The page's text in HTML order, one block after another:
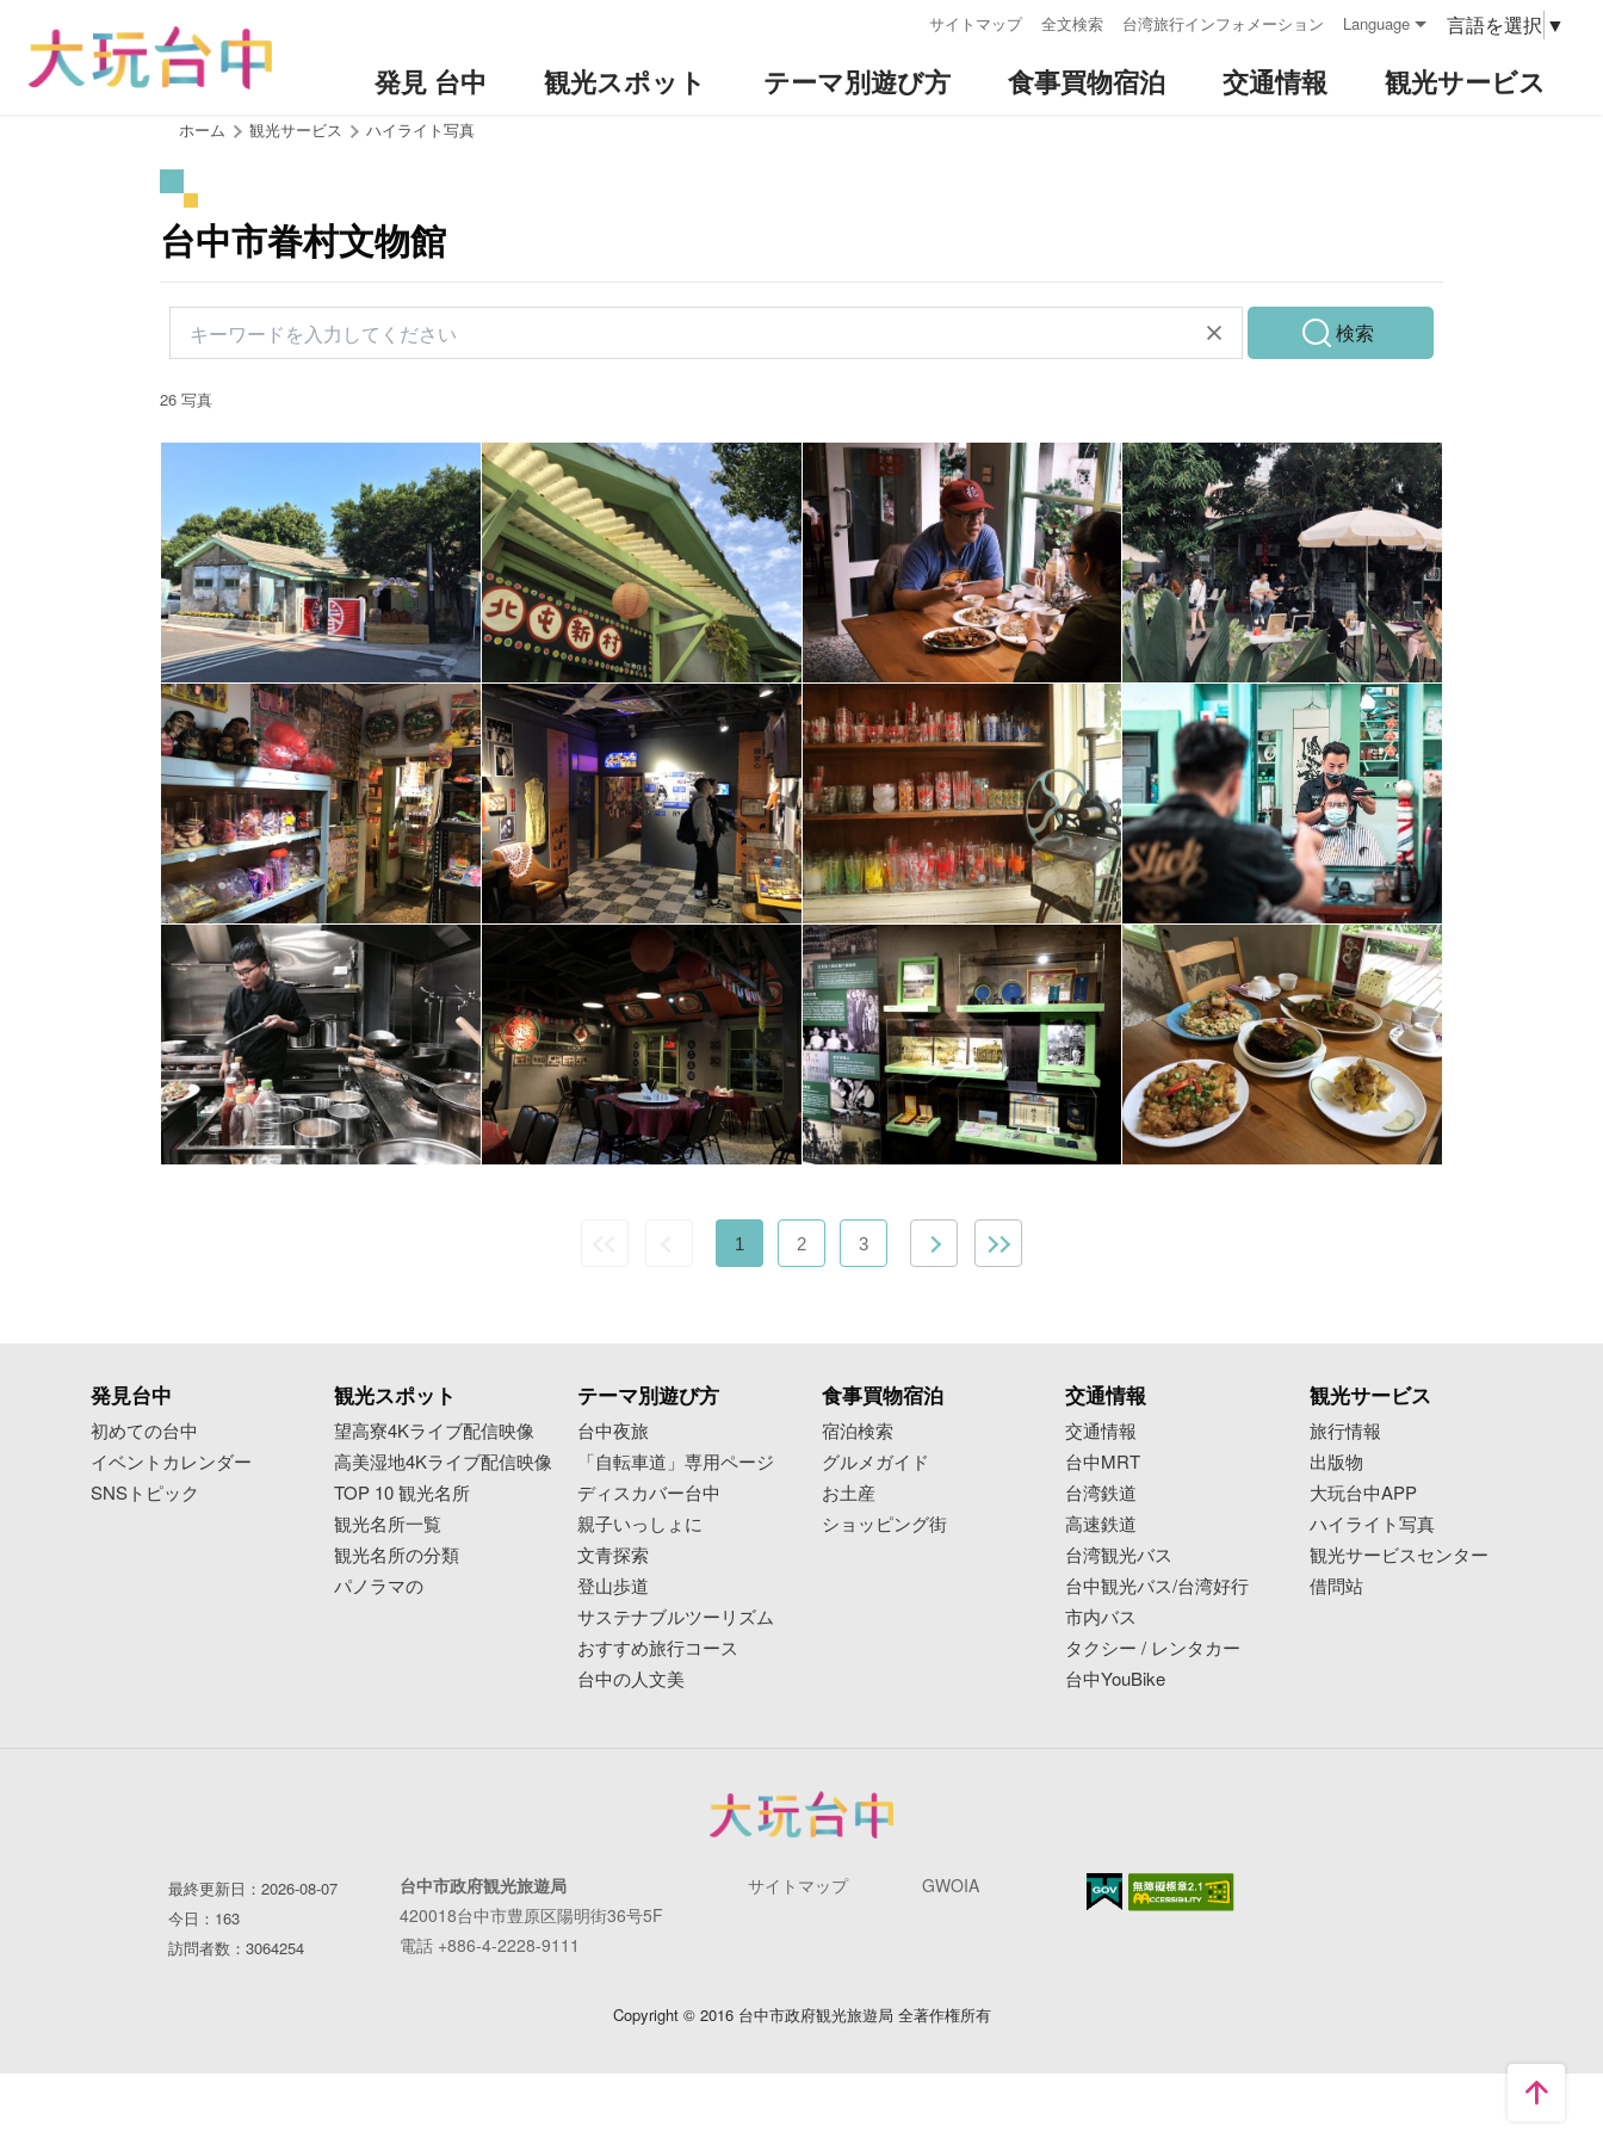
サイトマップ 全文検索 台湾旅行インフォメーション Language 言語を選択 ▼
発見 台中 観光スポット テーマ別遊び方 食事買物宿泊 交通情報 観光サービス
ホーム 観光サービス ハイライト写真
台中市眷村文物館
検索
26 写真
1 2 3
発見台中
初めての台中
イベントカレンダー
SNSトピック
観光スポット
望高寮4Kライブ配信映像
高美湿地4Kライブ配信映像
TOP 10 観光名所
観光名所一覧
観光名所の分類
パノラマの
テーマ別遊び方
台中夜旅
「自転車道」専用ページ
ディスカバー台中
親子いっしょに
文青探索
登山歩道
サステナブルツーリズム
おすすめ旅行コース
台中の人文美
食事買物宿泊
宿泊検索
グルメガイド
お土産
ショッピング街
交通情報
交通情報
台中MRT
台湾鉄道
高速鉄道
台湾観光バス
台中観光バス/台湾好行
市内バス
タクシー / レンタカー
台中YouBike
観光サービス
旅行情報
出版物
大玩台中APP
ハイライト写真
観光サービスセンター
借問站
最終更新日：2026-08-07
今日：163
訪問者数：3064254
台中市政府観光旅遊局
420018台中市豊原区陽明街36号5F
電話 +886-4-2228-9111
サイトマップ GWOIA
Copyright © 2016 台中市政府観光旅遊局 全著作権所有